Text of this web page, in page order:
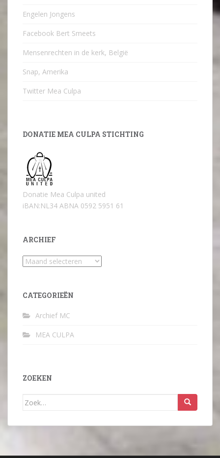
Engelen Jongens
Facebook Bert Smeets
Mensenrechten in de kerk, België
Snap, Amerika
Twitter Mea Culpa
DONATIE MEA CULPA STICHTING
Donatie Mea Culpa united
iBAN:NL34 ABNA 0592 5951 61
ARCHIEF
Archief
CATEGORIEËN
Archief MC
MEA CULPA
ZOEKEN
Zoek